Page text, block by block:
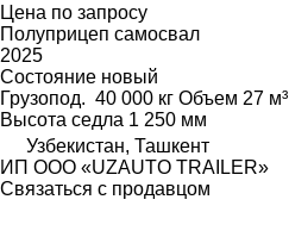
Цена по запросу
Полуприцеп самосвал
2025
Состояние новый
Грузопод. 40 000 кг Объем 27 м³
Высота седла 1 250 мм
Узбекистан, Ташкент
ИП ООО «UZAUTO TRAILER»
Связаться с продавцом